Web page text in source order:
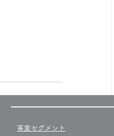
事業セグメント